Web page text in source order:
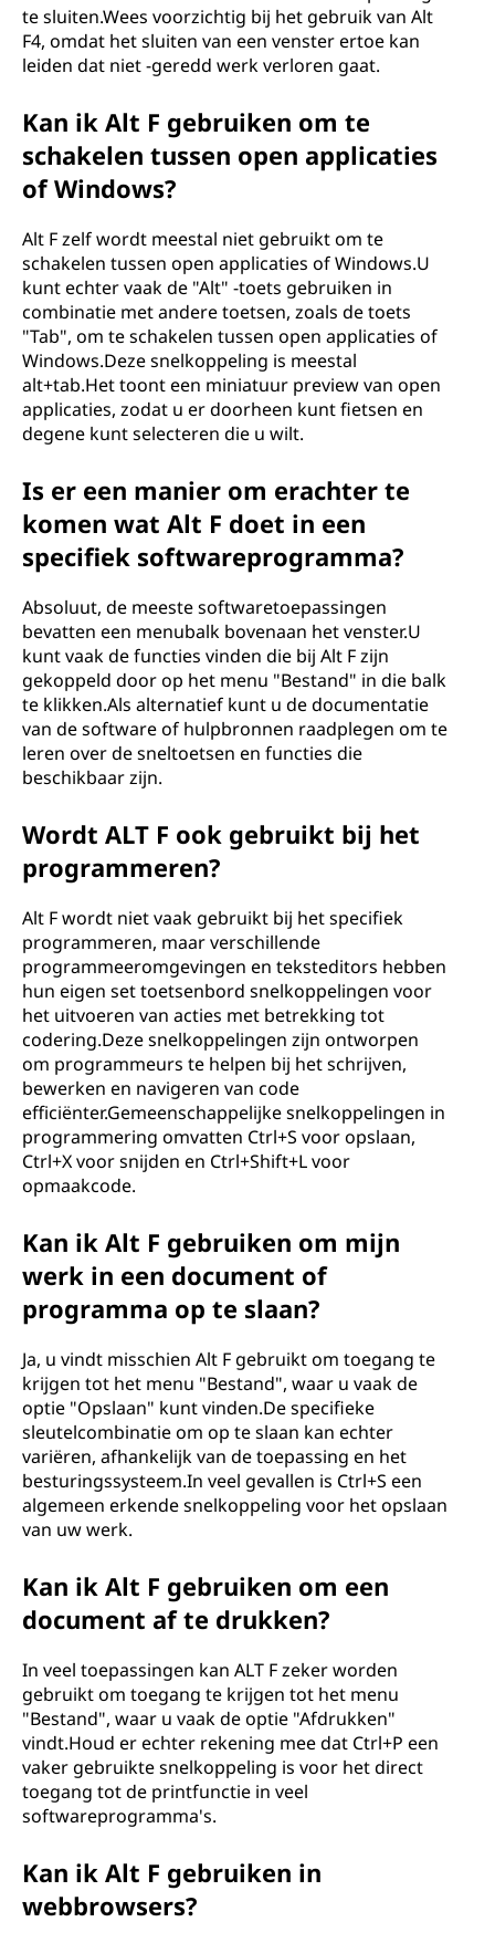
te sluiten.Wees voorzichtig bij het gebruik van Alt
F4, omdat het sluiten van een venster ertoe kan
leiden dat niet -geredd werk verloren gaat.
Kan ik Alt F gebruiken om te
schakelen tussen open applicaties
of Windows?
Alt F zelf wordt meestal niet gebruikt om te
schakelen tussen open applicaties of Windows.U
kunt echter vaak de "Alt" -toets gebruiken in
combinatie met andere toetsen, zoals de toets
"Tab", om te schakelen tussen open applicaties of
Windows.Deze snelkoppeling is meestal
alt+tab.Het toont een miniatuur preview van open
applicaties, zodat u er doorheen kunt fietsen en
degene kunt selecteren die u wilt.
Is er een manier om erachter te
komen wat Alt F doet in een
specifiek softwareprogramma?
Absoluut, de meeste softwaretoepassingen
bevatten een menubalk bovenaan het venster.U
kunt vaak de functies vinden die bij Alt F zijn
gekoppeld door op het menu "Bestand" in die balk
te klikken.Als alternatief kunt u de documentatie
van de software of hulpbronnen raadplegen om te
leren over de sneltoetsen en functies die
beschikbaar zijn.
Wordt ALT F ook gebruikt bij het
programmeren?
Alt F wordt niet vaak gebruikt bij het specifiek
programmeren, maar verschillende
programmeeromgevingen en teksteditors hebben
hun eigen set toetsenbord snelkoppelingen voor
het uitvoeren van acties met betrekking tot
codering.Deze snelkoppelingen zijn ontworpen
om programmeurs te helpen bij het schrijven,
bewerken en navigeren van code
efficiënter.Gemeenschappelijke snelkoppelingen in
programmering omvatten Ctrl+S voor opslaan,
Ctrl+X voor snijden en Ctrl+Shift+L voor
opmaakcode.
Kan ik Alt F gebruiken om mijn
werk in een document of
programma op te slaan?
Ja, u vindt misschien Alt F gebruikt om toegang te
krijgen tot het menu "Bestand", waar u vaak de
optie "Opslaan" kunt vinden.De specifieke
sleutelcombinatie om op te slaan kan echter
variëren, afhankelijk van de toepassing en het
besturingssysteem.In veel gevallen is Ctrl+S een
algemeen erkende snelkoppeling voor het opslaan
van uw werk.
Kan ik Alt F gebruiken om een ​​
document af te drukken?
In veel toepassingen kan ALT F zeker worden
gebruikt om toegang te krijgen tot het menu
"Bestand", waar u vaak de optie "Afdrukken"
vindt.Houd er echter rekening mee dat Ctrl+P een
vaker gebruikte snelkoppeling is voor het direct
toegang tot de printfunctie in veel
softwareprogramma's.
Kan ik Alt F gebruiken in
webbrowsers?